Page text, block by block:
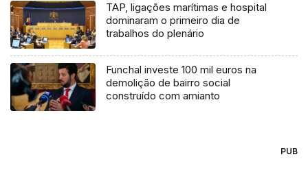
TAP, ligações marítimas e hospital
dominaram o primeiro dia de
trabalhos do plenário
Funchal investe 100 mil euros na
demolição de bairro social
construído com amianto
PUB